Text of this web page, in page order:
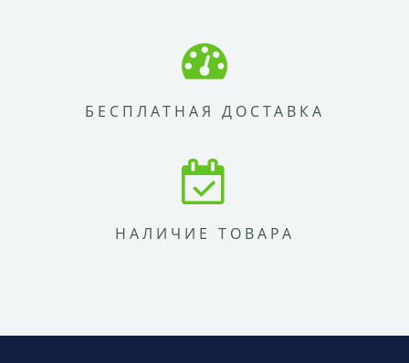
БЕСПЛАТНАЯ ДОСТАВКА
НАЛИЧИЕ ТОВАРА